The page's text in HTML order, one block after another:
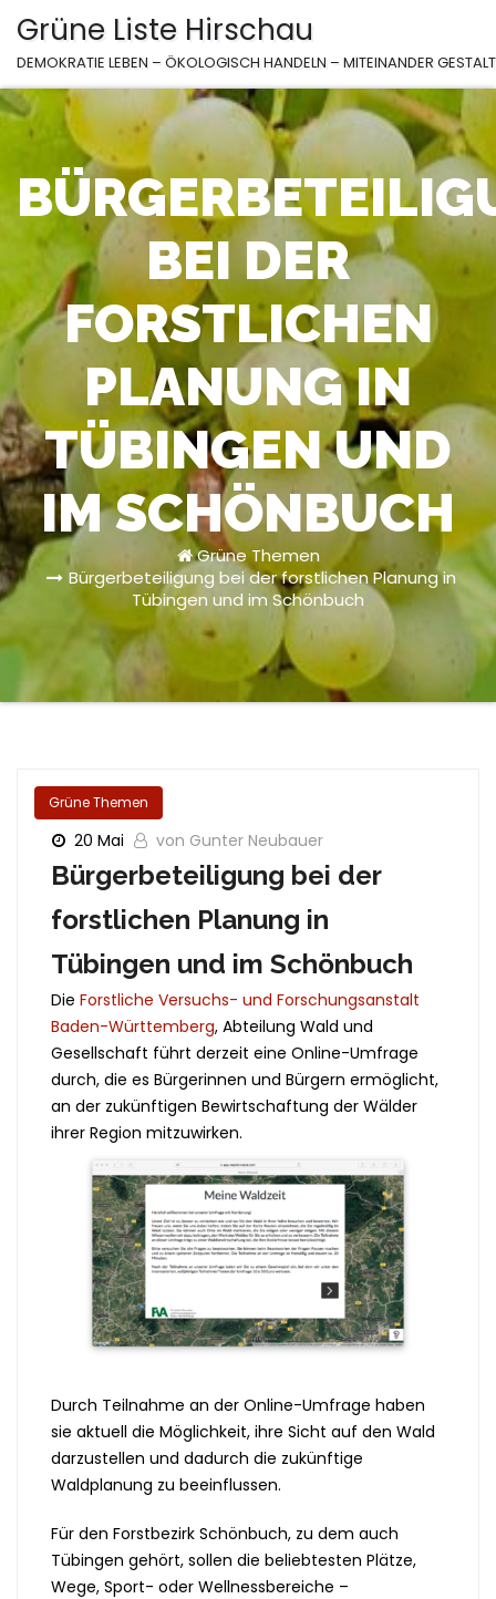
Inhalt
springen
Grüne Liste Hirschau
DEMOKRATIE LEBEN – ÖKOLOGISCH HANDELN – MITEINANDER
BEI DER
FORSTLICHEN
PLANUNG IN
TÜBINGEN UND
IM SCHÖNBUCH
Grüne Themen
Bürgerbeteiligung bei der forstlichen Planung in
Tübingen und im Schönbuch
Grüne Themen
20 Mai von Gunter Neubauer
Bürgerbeteiligung bei der
forstlichen Planung in
Tübingen und im Schönbuch
Die Forstliche Versuchs- und Forschungsanstalt
Baden-Württemberg, Abteilung Wald und
Gesellschaft führt derzeit eine Online-Umfrage
durch, die es Bürgerinnen und Bürgern ermöglicht,
an der zukünftigen Bewirtschaftung der Wälder
ihrer Region mitzuwirken.
Durch Teilnahme an der Online-Umfrage haben
sie aktuell die Möglichkeit, ihre Sicht auf den Wald
darzustellen und dadurch die zukünftige
Waldplanung zu beeinflussen.
Für den Forstbezirk Schönbuch, zu dem auch
Tübingen gehört, sollen die beliebtesten Plätze,
Wege, Sport- oder Wellnessbereiche –